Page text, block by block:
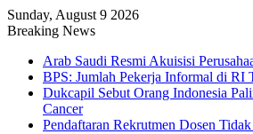
Sunday, August 9 2026
Breaking News
Arab Saudi Resmi Akuisisi
BPS: Jumlah Pekerja Informal di RI
Dukcapil Sebut Orang Indonesia
Cancer
Pendaftaran Rekrutmen Dosen